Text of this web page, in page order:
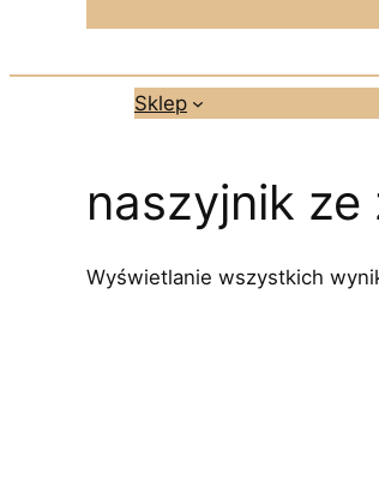
Sklep
naszyjnik ze
Wyświetlanie wszystkich